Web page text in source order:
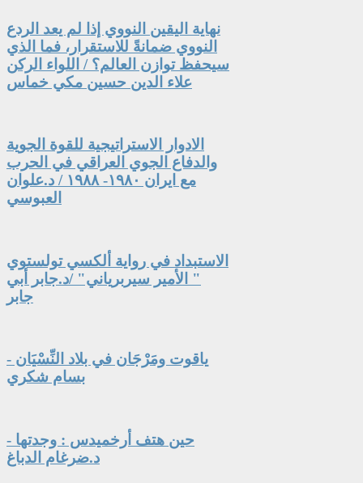
نهاية اليقين النووي إذا لم يعد الردع
النووي ضمانةً للاستقرار، فما الذي
سيحفظ توازن العالم؟ / اللواء الركن
علاء الدين حسين مكي خماس
الادوار الاستراتيجية للقوة الجوية
والدفاع الجوي العراقي في الحرب
مع ايران ١٩٨٠- ١٩٨٨ / د.علوان
العبوسي
الاستبداد في رواية ألكسي تولستوي
" الأمير سيربرياني" /د.جابر أبي
جابر
ياقوت ومَرْجَان في بلاد النِّسْيَان -
بسام شكري
حين هتف أرخميدس : وجدتها -
د.ضرغام الدباغ